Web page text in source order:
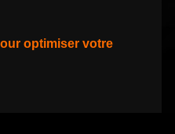
optimiser votre